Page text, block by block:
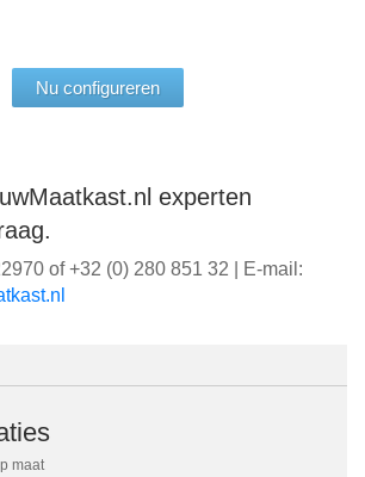
Nu configureren
experten
of +32 (0) 280 851 32 | E-mail:
maat